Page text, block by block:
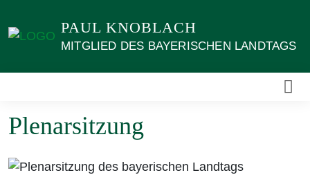
zum
PAUL KNOBLACH
MITGLIED DES BAYERISCHEN LANDTAGS
Plenarsitzung